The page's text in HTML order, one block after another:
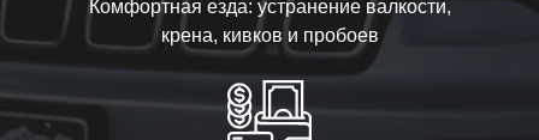
Комфортная езда: устранение валкости,
крена, кивков и пробоев